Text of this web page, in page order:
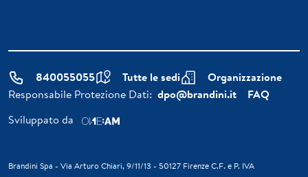
840055055 Tutte le sedi
Organizzazione
Responsabile Protezione Dati: dpo@brandini.it
FAQ
Sviluppato da
Brandini Spa - Via Arturo Chiari, 9/11/13 - 50127 Firenze C.F. e P. IVA